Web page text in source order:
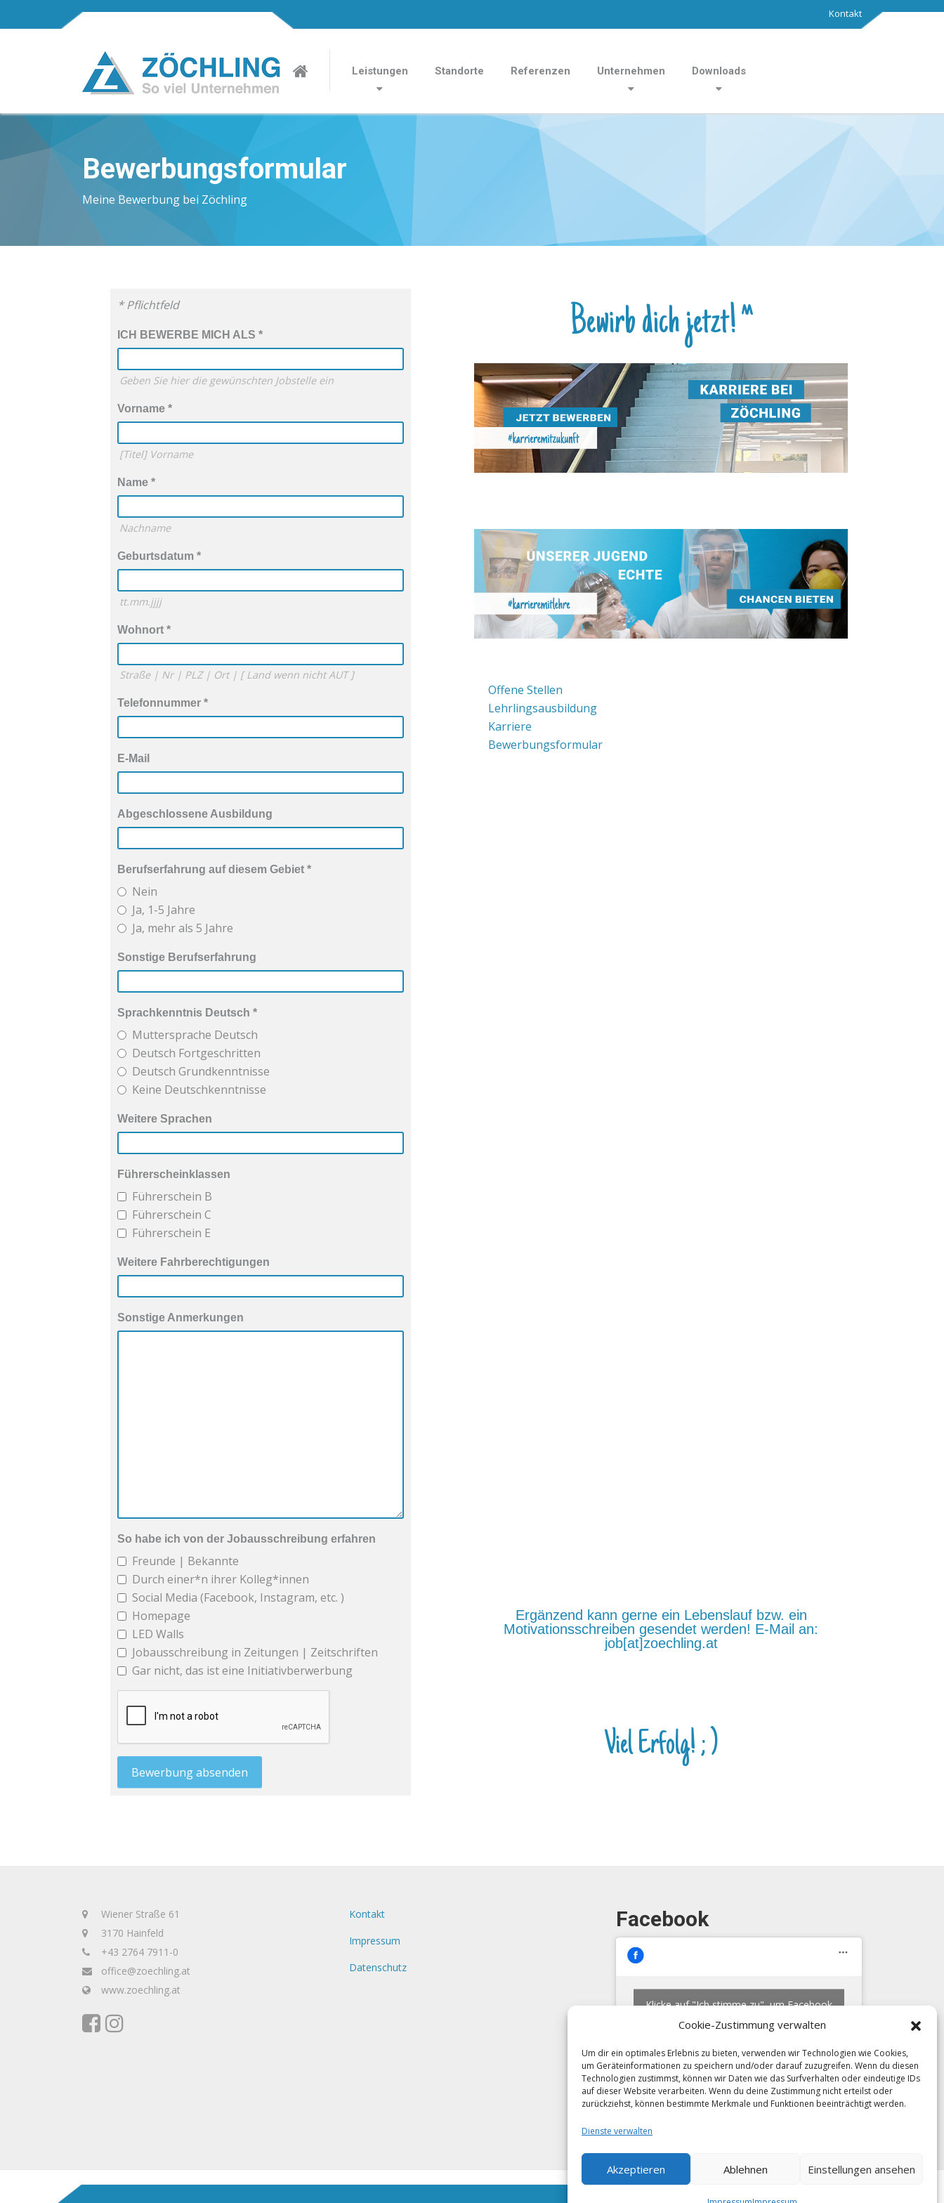
Cookie-Zustimmung verwalten
Um dir ein optimales Erlebnis zu bieten, verwenden wir Technologien wie Cookies,
um Geräteinformationen zu speichern und/oder darauf zuzugreifen. Wenn du diesen
Technologien zustimmst, können wir Daten wie das Surfverhalten oder eindeutige IDs
auf dieser Website verarbeiten. Wenn du deine Zustimmung nicht erteilst oder
zurückziehst, können bestimmte Merkmale und Funktionen beeinträchtigt werden.
Dienste verwalten
Akzeptieren Ablehnen Einstellungen ansehen
Kontakt
Leistungen Standorte Referenzen Unternehmen Downloads
Bewerbungsformular
Meine Bewerbung bei Zöchling
* Pflichtfeld
ICH BEWERBE MICH ALS *
Geben Sie hier die gewünschten Jobstelle ein
Vorname *
[Titel] Vorname
Name *
Nachname
Geburtsdatum *
tt.mm.jjjj
Wohnort *
Straße | Nr | PLZ | Ort | [ Land wenn nicht AUT ]
Telefonnummer *
E-Mail
Abgeschlossene Ausbildung
Berufserfahrung auf diesem Gebiet *
Nein
Ja, 1-5 Jahre
Ja, mehr als 5 Jahre
Sonstige Berufserfahrung
Sprachkenntnis Deutsch *
Muttersprache Deutsch
Deutsch Fortgeschritten
Deutsch Grundkenntnisse
Keine Deutschkenntnisse
Weitere Sprachen
Führerscheinklassen
Führerschein B
Führerschein C
Führerschein E
Weitere Fahrberechtigungen
Sonstige Anmerkungen
So habe ich von der Jobausschreibung erfahren
Freunde | Bekannte
Durch einer*n ihrer Kolleg*innen
Social Media (Facebook, Instagram, etc. )
Homepage
LED Walls
Jobausschreibung in Zeitungen | Zeitschriften
Gar nicht, das ist eine Initiativberwerbung
Bewerbung absenden
Bewirb dich jetzt! ^^
Offene Stellen
Lehrlingsausbildung
Karriere
Bewerbungsformular
Ergänzend kann gerne ein Lebenslauf bzw. ein
Motivationsschreiben gesendet werden! E-Mail an:
job[at]zoechling.at
Viel Erfolg! ; )
Wiener Straße 61
3170 Hainfeld
+43 2764 7911-0
office@zoechling.at
www.zoechling.at
Kontakt
Impressum
Datenschutz
Facebook
Klicke auf "Ich stimme zu", um Facebook
zu aktivieren
© 2026 Hans Zöchling GmbH. All rights reserved.